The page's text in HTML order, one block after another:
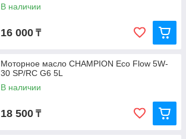
В наличии
16 000 ₸
Моторное масло CHAMPION Eco Flow 5W-
30 SP/RC G6 5L
В наличии
18 500 ₸